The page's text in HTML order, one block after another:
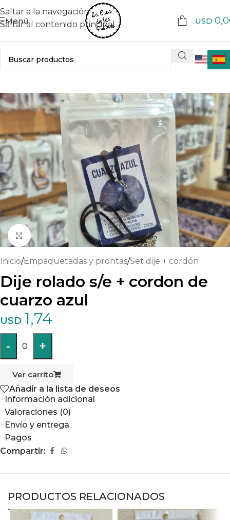
Saltar a la navegación
Saltar al contenido principal
Menú USD
Haga clic para ampliar
Inicio/Empaquetadas y prontas/Set dije + cordón
Dije rolado s/e + cordon de
cuarzo azul
USD 1,74
- 0 +
Ver carrito
Añadir a la lista de deseos
Información adicional
Valoraciones (0)
Envío y entrega
Pagos
Compartir:
PRODUCTOS RELACIONADOS